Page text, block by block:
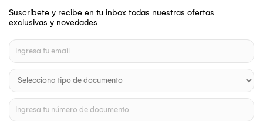
Suscríbete y recibe en tu inbox todas nuestras ofertas
exclusivas y novedades